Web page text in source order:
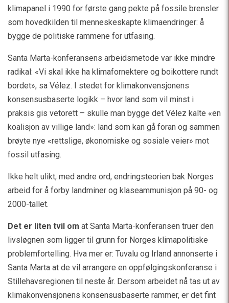
klimapanel i 1990 for første gang pekte på fossile brensler
som hovedkilden til menneskeskapte klimaendringer: å
bygge de politiske rammene for utfasing.
Santa Marta-konferansens arbeidsmetode var ikke mindre
radikal: «Vi skal ikke ha klimafornektere og boikottere rundt
bordet», sa Vélez. I stedet for klimakonvensjonens
konsensusbaserte logikk – hvor land som vil minst i
praksis gis vetorett – skulle man bygge det Vélez kalte «en
koalisjon av villige land»: land som kan gå foran og sammen
brøyte nye «rettslige, økonomiske og sosiale veier» mot
fossil utfasing.
Ikke helt ulikt, med andre ord, endringsteorien bak Norges
arbeid for å forby landminer og klaseammunisjon på 90- og
2000-tallet.
Det er liten tvil om at Santa Marta-konferansen truer den
livsløgnen som ligger til grunn for Norges klimapolitiske
problemfortelling. Hva mer er: Tuvalu og Irland annonserte i
Santa Marta at de vil arrangere en oppfølgingskonferanse i
Stillehavsregionen til neste år. Dersom arbeidet nå tas ut av
klimakonvensjonens konsensusbaserte rammer, er det fint